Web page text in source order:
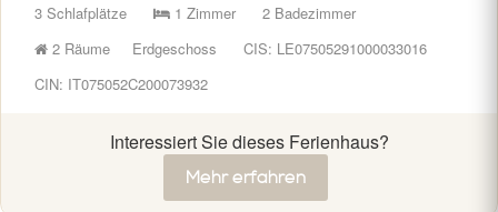
3 Schlafplätze 1 Zimmer
2 Badezimmer
2 Räume
Erdgeschoss
CIS: LE07505291000033016
CIN: IT075052C200073932
Interessiert Sie dieses Ferienhaus?
Mehr erfahren